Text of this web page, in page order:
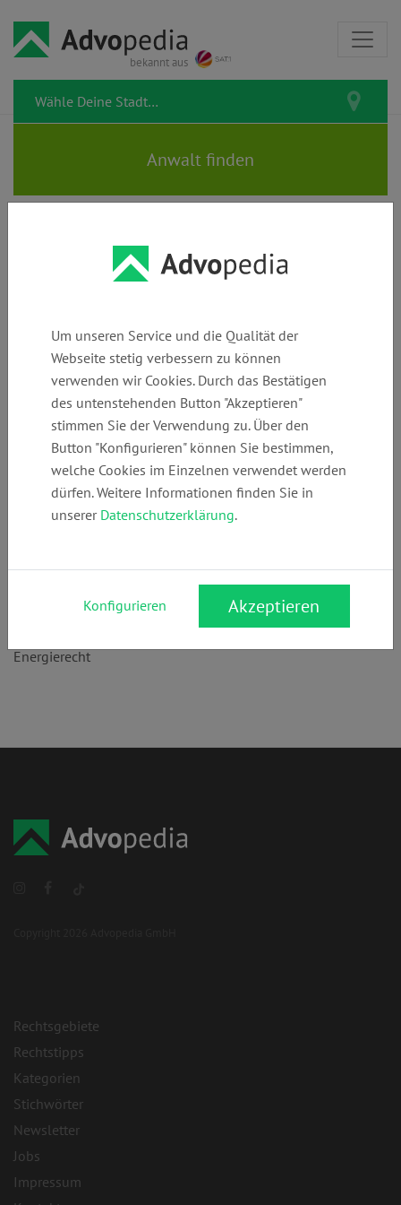
bekannt aus
Rechtsanwälte SCHLACK &
Energieversorger
Telefon:
+49 (0)
22896500200
E-Mail:
info@sk-
energierecht.de
www.sk-
energierecht.de
Energierecht
Rechtsgebiete
Rechtstipps
Kategorien
Stichwörter
Newsletter
Jobs
Impressum
Um unseren Service und die Qualität der
Webseite stetig verbessern zu können
verwenden wir Cookies. Durch das Bestätigen
des untenstehenden Button "Akzeptieren"
stimmen Sie der Verwendung zu. Über den
Button "Konfigurieren" können Sie bestimmen,
welche Cookies im Einzelnen verwendet werden
dürfen. Weitere Informationen finden Sie in
unserer Datenschutzerklärung.
Konfigurieren Akzeptieren